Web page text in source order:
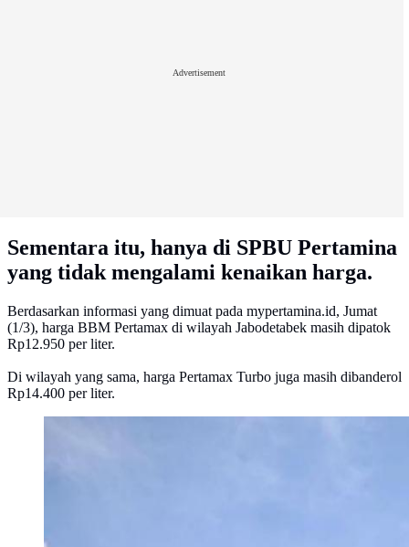
Advertisement
Sementara itu, hanya di SPBU Pertamina
yang tidak mengalami kenaikan harga.
Berdasarkan informasi yang dimuat pada mypertamina.id, Jumat
(1/3), harga BBM Pertamax di wilayah Jabodetabek masih dipatok
Rp12.950 per liter.
Di wilayah yang sama, harga Pertamax Turbo juga masih dibanderol
Rp14.400 per liter.